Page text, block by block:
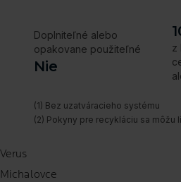
Verus
Michalovce